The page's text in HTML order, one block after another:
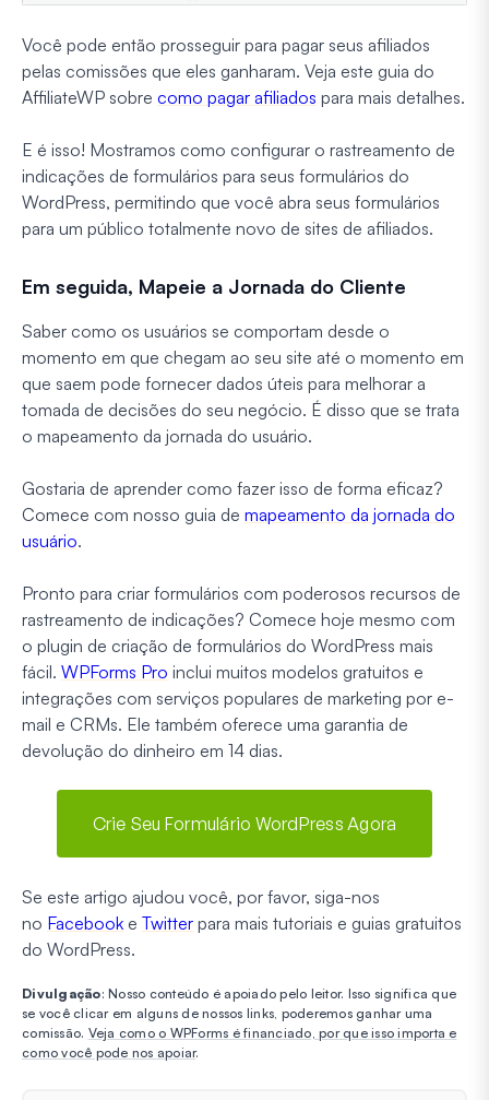
Você pode então prosseguir para pagar seus afiliados
pelas comissões que eles ganharam. Veja este guia do
AffiliateWP sobre como pagar afiliados para mais detalhes.
E é isso! Mostramos como configurar o rastreamento de
indicações de formulários para seus formulários do
WordPress, permitindo que você abra seus formulários
para um público totalmente novo de sites de afiliados.
Em seguida, Mapeie a Jornada do Cliente
Saber como os usuários se comportam desde o
momento em que chegam ao seu site até o momento em
que saem pode fornecer dados úteis para melhorar a
tomada de decisões do seu negócio. É disso que se trata
o mapeamento da jornada do usuário.
Gostaria de aprender como fazer isso de forma eficaz?
Comece com nosso guia de mapeamento da jornada do
usuário.
Pronto para criar formulários com poderosos recursos de
rastreamento de indicações? Comece hoje mesmo com
o plugin de criação de formulários do WordPress mais
fácil. WPForms Pro inclui muitos modelos gratuitos e
integrações com serviços populares de marketing por e-
mail e CRMs. Ele também oferece uma garantia de
devolução do dinheiro em 14 dias.
Crie Seu Formulário WordPress Agora
Se este artigo ajudou você, por favor, siga-nos
no Facebook e Twitter para mais tutoriais e guias gratuitos
do WordPress.
Divulgação: Nosso conteúdo é apoiado pelo leitor. Isso significa que
se você clicar em alguns de nossos links, poderemos ganhar uma
comissão. Veja como o WPForms é financiado, por que isso importa e
como você pode nos apoiar.